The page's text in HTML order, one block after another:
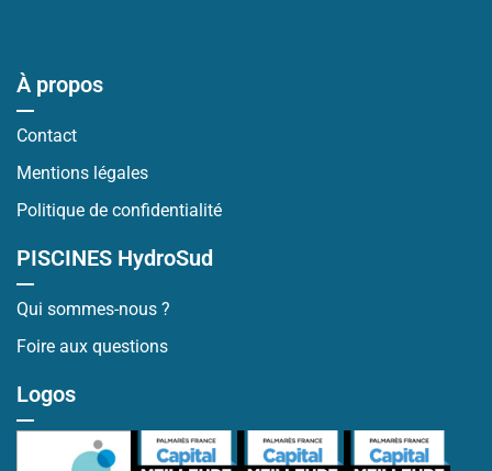
À propos
Contact
Mentions légales
Politique de confidentialité
PISCINES HydroSud
Qui sommes-nous ?
Foire aux questions
Logos